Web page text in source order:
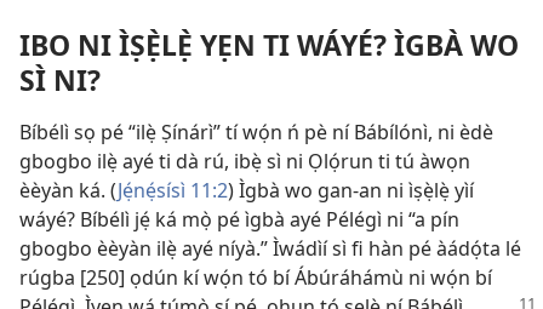
IBO NI ÌṢẸ̀LẸ̀ YẸN TI WÁYÉ? ÌGBÀ WO
SÌ NI?
Bíbélì sọ pé “ilẹ̀ Ṣínárì” tí wọ́n ń pè ní Bábílónì, ni èdè
gbogbo ilẹ̀ ayé ti dà rú, ibẹ̀ sì ni Ọlọ́run ti tú àwọn
èèyàn ká. (Jẹ́nẹ́sísì 11:2) Ìgbà wo gan-an ni ìṣẹ̀lẹ̀ yìí
wáyé? Bíbélì jẹ́ ká mọ̀ pé ìgbà ayé Pélégì ni “a pín
gbogbo èèyàn ilẹ̀ ayé níyà.” Ìwádìí sì fi hàn pé àádọ́ta lé
rúgba [250] ọdún kí wọ́n tó bí Ábúráhámù ni wọ́n bí